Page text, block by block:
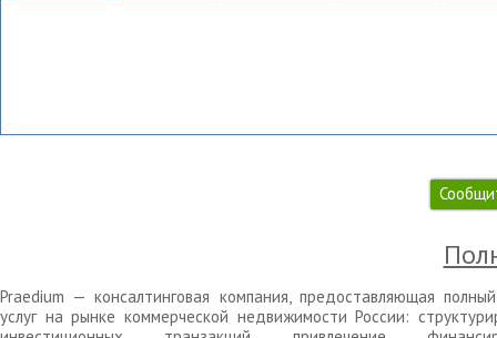
Praedium — консалтинговая компания, предоставляющая
услуг на рынке коммерческой недвижимости России: